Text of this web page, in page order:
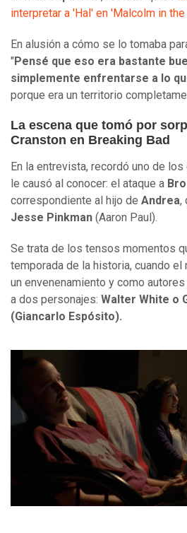
interpretar a 'Hal' en 'Malcolm in
En alusión a cómo se lo tomaba
" Pensé que eso era bastante
simplemente enfrentarse a lo
porque era un territorio
La escena que tomó por
Cranston en Breaking Bad
En la entrevista, recordó uno de
le causó al conocer: el ataque a
correspondiente al hijo de Andrea,
Jesse Pinkman (Aaron Paul).
Se trata de los tensos momentos
temporada de la historia, cuando el
un envenenamiento y como
a dos personajes: Walter White o
(Giancarlo Espósito).